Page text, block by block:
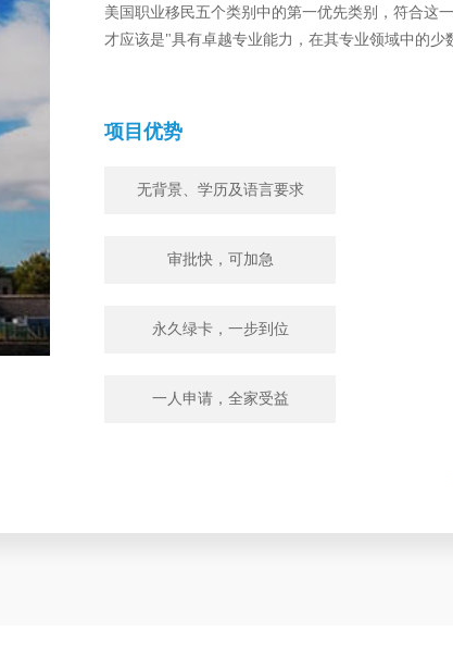
美国职业移民五个类别中的第一优先类别，符合这
才应该是"具有卓越专业能力，在其专业领域中的少
项目优势
无背景、学历及语言要求
审批快，可加急
永久绿卡，一步到位
一人申请，全家受益